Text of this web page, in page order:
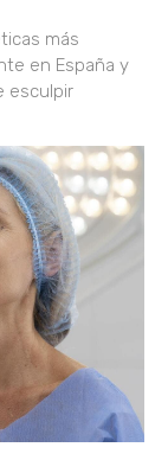
más
en España y
esculpir